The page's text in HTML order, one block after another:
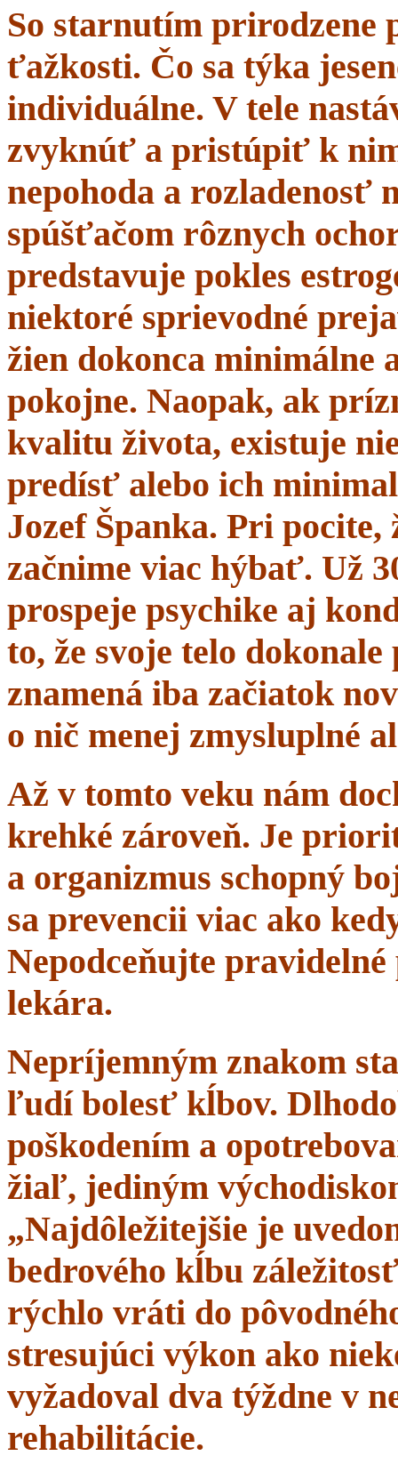
So starnutím prirodzene
ťažkosti. Čo sa týka
individuálne. V tele
zvyknúť a pristúpiť k
nepohoda a
spúšťačom rôznych
predstavuje pokles
niektoré sprievodné
žien dokonca minimálne
pokojne. Naopak, ak
kvalitu života, existuje
predísť alebo ich
Jozef Španka. Pri
začnime viac hýbať. Už
prospeje psychike aj
to, že svoje telo dokonale
znamená iba začiatok
o nič menej zmysluplné
Až v tomto veku nám
krehké zároveň. Je
a organizmus schopný
sa prevencii viac ako
Nepodceňujte
lekára.
Nepríjemným znakom
ľudí bolesť kĺbov.
poškodením a
žiaľ, jediným
„Najdôležitejšie je
bedrového kĺbu
rýchlo vráti do
stresujúci výkon ako
vyžadoval dva týždne v
rehabilitácie.